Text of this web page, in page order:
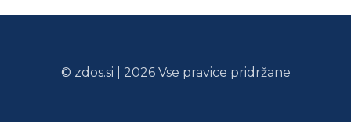
© zdos.si | 2026 Vse pravice pridržane